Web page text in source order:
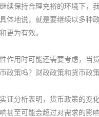
续保持合理充裕的环境下，
体地说，就是要继续以多种
更为有效。
作用时可能还需要考虑，当
政策吗？财政政策和货币政
证分析表明，货币政策的变
甚至可能会超过对需求的影